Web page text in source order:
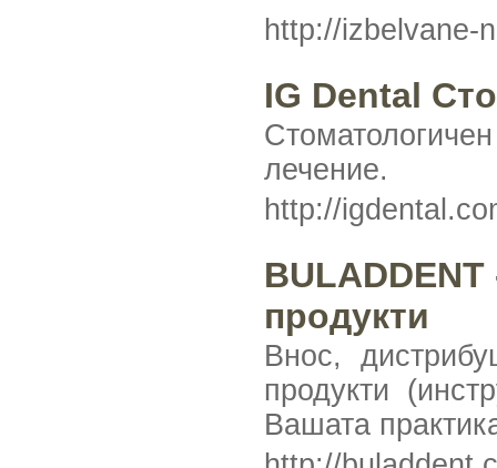
http://izbelvane-
IG Dental
лечение.
http://
продукти
Внос,
продукти
Вашата